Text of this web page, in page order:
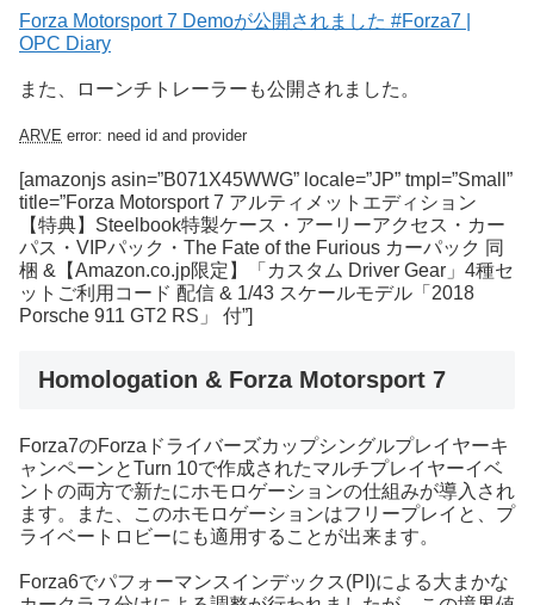
Forza Motorsport 7 Demoが公開されました #Forza7 |
OPC Diary
また、ローンチトレーラーも公開されました。
ARVE error: need id and provider
[amazonjs asin=”B071X45WWG” locale=”JP” tmpl=”Small”
title=”Forza Motorsport 7 アルティメットエディション
【特典】Steelbook特製ケース・アーリーアクセス・カー
パス・VIPパック・The Fate of the Furious カーパック 同
梱 &【Amazon.co.jp限定】「カスタム Driver Gear」4種セ
ットご利用コード 配信 & 1/43 スケールモデル「2018
Porsche 911 GT2 RS」 付”]
Homologation & Forza Motorsport 7
Forza7のForzaドライバーズカップシングルプレイヤーキ
ャンペーンとTurn 10で作成されたマルチプレイヤーイベ
ントの両方で新たにホモロゲーションの仕組みが導入され
ます。また、このホモロゲーションはフリープレイと、プ
ライベートロビーにも適用することが出来ます。
Forza6でパフォーマンスインデックス(PI)による大まかな